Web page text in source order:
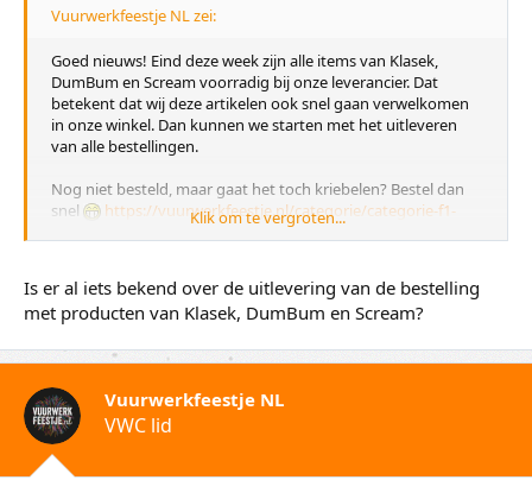
Vuurwerkfeestje NL zei:
Goed nieuws! Eind deze week zijn alle items van Klasek,
DumBum en Scream voorradig bij onze leverancier. Dat
betekent dat wij deze artikelen ook snel gaan verwelkomen
in onze winkel. Dan kunnen we starten met het uitleveren
van alle bestellingen.
Nog niet besteld, maar gaat het toch kriebelen? Bestel dan
snel
https://vuurwerkfeestje.nl/categorie/categorie-f1-
Klik om te vergroten...
Is er al iets bekend over de uitlevering van de bestelling
met producten van Klasek, DumBum en Scream?
Vuurwerkfeestje NL
VWC lid